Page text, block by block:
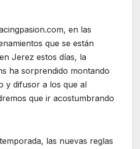
en las
que se están
Jerez estos días, la
ha sorprendido montando
y difusor a los que al
que ir acostumbrando
las nuevas reglas